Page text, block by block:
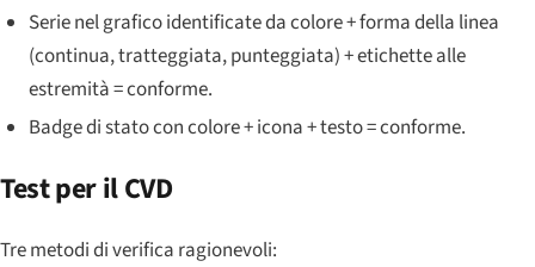
Serie nel grafico identificate da colore + forma della linea
(continua, tratteggiata, punteggiata) + etichette alle
estremità = conforme.
Badge di stato con colore + icona + testo = conforme.
Test per il CVD
Tre metodi di verifica ragionevoli: